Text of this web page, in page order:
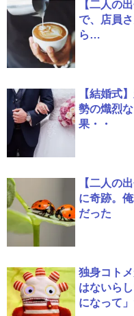
【二人の
で、店員
ら…
【結婚式
勢の熾烈
果・・
【二人の
に奇跡。
だった
独身コト
はないら
になって